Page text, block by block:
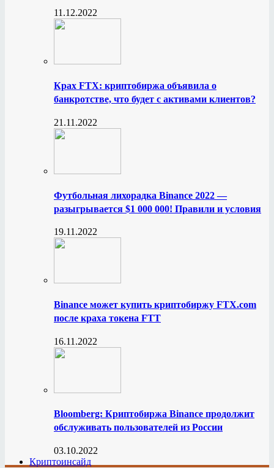
11.12.2022
Крах FTX: криптобиржа объявила о
банкротстве, что будет с активами клиентов?
21.11.2022
Футбольная лихорадка Binance 2022 —
разыгрывается $1 000 000! Правили и условия
19.11.2022
Binance может купить криптобиржу FTX.com
после краха токена FTT
16.11.2022
Bloomberg: Криптобиржа Binance продолжит
обслуживать пользователей из России
03.10.2022
Криптоинсайд